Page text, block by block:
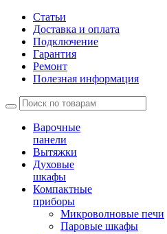
Статьи
Доставка и оплата
Подключение
Гарантия
Ремонт
Полезная информация
Варочные
панели
Вытяжки
Духовые
шкафы
Компактные
приборы
Микроволновые печи
Паровые шкафы